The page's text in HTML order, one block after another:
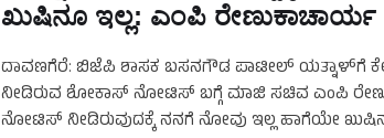
ಖುಷಿನೂ ಇಲ್ಲ: ಎಂಪಿ ರೇಣುಕಾಚಾರ್ಯ
ದಾವಣಗೆರೆ: ಬಿಜೆಪಿ ಶಾಸಕ ಬಸನಗೌಡ ಪಾಟೀಲ್‌ ಯತ್ನಾಳ್‌ಗೆ
ನೀಡಿರುವ ಶೋಕಾಸ್‌ ನೋಟಿಸ್‌ ಬಗ್ಗೆ ಮಾಜಿ ಸಚಿವ ಎಂಪಿ
ನೋಟಿಸ್‌ ನೀಡಿರುವುದಕ್ಕೆ ನನಗೆ ನೋವು ಇಲ್ಲ ಹಾಗೆಯೇ